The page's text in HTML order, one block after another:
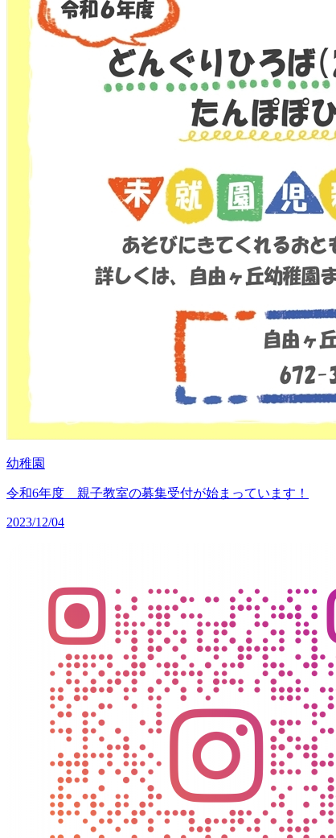
幼稚園
令和6年度 親子教室の募集受付が始まっています！
2023/12/04